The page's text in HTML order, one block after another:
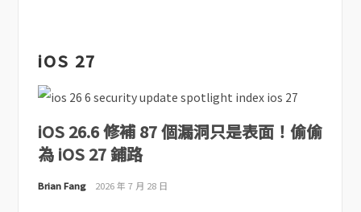
iOS 27
iOS 26.6 修補 87 個漏洞只是表面！偷偷
為 iOS 27 鋪路
Brian Fang 2026 年 7 月 28 日